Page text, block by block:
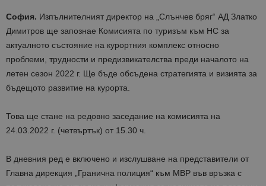
София. Изпълнителният директор на „Слънчев бряг“ АД Златко
Димитров ще запознае Комисията по туризъм към НС за
актуалното състояние на курортния комплекс относно
проблеми, трудности и предизвикателства преди началото на
летен сезон 2022 г. Ще бъде обсъдена стратегията и визията за
бъдещото развитие на курорта.
Това ще стане на редовно заседание на комисията на
24.03.2022 г. (четвъртък) от 15.30 ч.
В дневния ред е включено и изслушване на представители от
Главна дирекция „Гранична полиция“ към МВР във връзка с